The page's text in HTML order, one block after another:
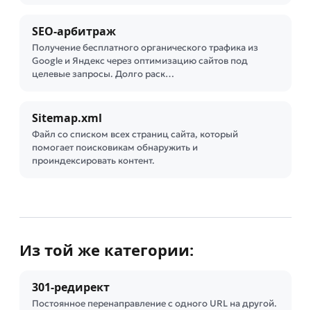
SEO-арбитраж
Получение бесплатного органического трафика из
Google и Яндекс через оптимизацию сайтов под
целевые запросы. Долго раск…
Sitemap.xml
Файл со списком всех страниц сайта, который
помогает поисковикам обнаружить и
проиндексировать контент.
Из той же категории:
301-редирект
Постоянное перенаправление с одного URL на другой.